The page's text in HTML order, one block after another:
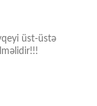
üst-üstə